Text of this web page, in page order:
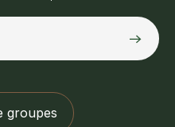
groupes